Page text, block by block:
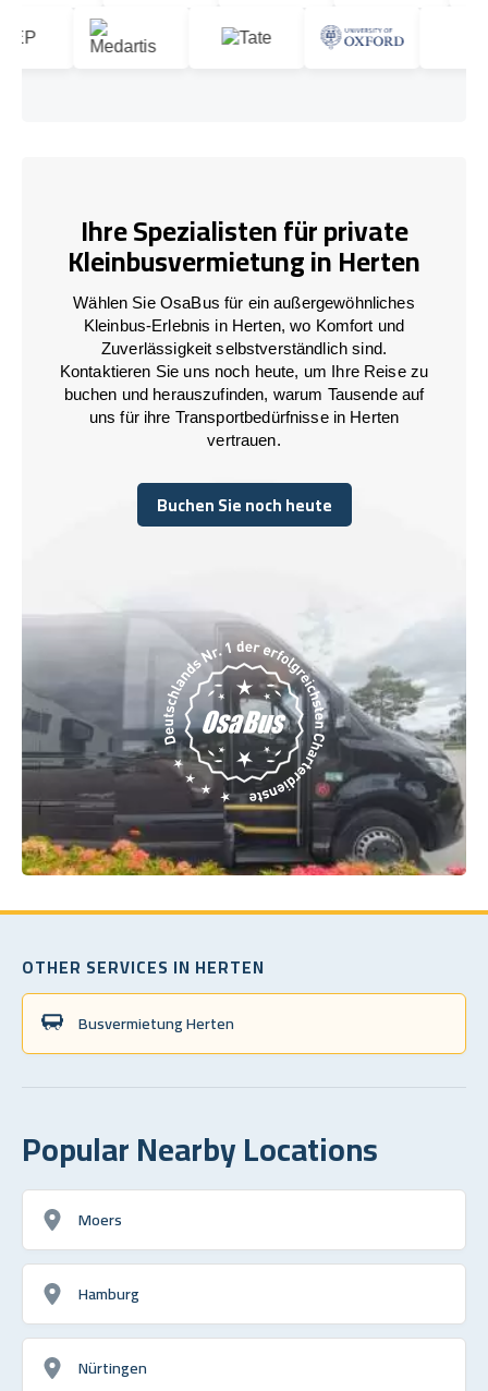
Ihre Spezialisten für private
Kleinbusvermietung in Herten
Wählen Sie OsaBus für ein außergewöhnliches
Kleinbus-Erlebnis in Herten, wo Komfort und
Zuverlässigkeit selbstverständlich sind.
Kontaktieren Sie uns noch heute, um Ihre Reise zu
buchen und herauszufinden, warum Tausende auf
uns für ihre Transportbedürfnisse in Herten
vertrauen.
Buchen Sie noch heute
Buchen Sie noch heute
OTHER SERVICES IN HERTEN
Busvermietung Herten
Popular Nearby Locations
Moers
Hamburg
Nürtingen